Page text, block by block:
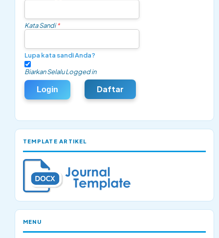
Kata Sandi*
Lupa kata sandi Anda?
Biarkan Selalu Logged in
Login Daftar
TEMPLATE ARTIKEL
MENU